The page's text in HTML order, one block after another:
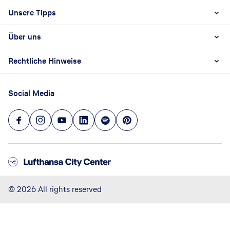
Unsere Tipps
Beste Reisezeit
Über uns
Karriere
Reisebüro Franchise-Partner werden
Unsere Unternehmenswerte
Rechtliche Hinweise
AGB
Datenschutz
Hinweisgeberschutz
Impressum
Versicherung widerrufen
Social Media
©2026All rights reserved